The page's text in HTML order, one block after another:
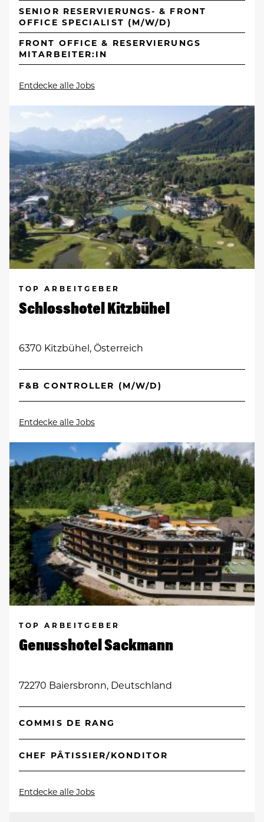
SENIOR RESERVIERUNGS- & FRONT
OFFICE SPECIALIST (M/W/D)
FRONT OFFICE & RESERVIERUNGS
MITARBEITER:IN
Entdecke alle Jobs
TOP ARBEITGEBER
Schlosshotel Kitzbühel
6370 Kitzbühel, Österreich
F&B CONTROLLER (M/W/D)
Entdecke alle Jobs
TOP ARBEITGEBER
Genusshotel Sackmann
72270 Baiersbronn, Deutschland
COMMIS DE RANG
CHEF PÂTISSIER/KONDITOR
Entdecke alle Jobs